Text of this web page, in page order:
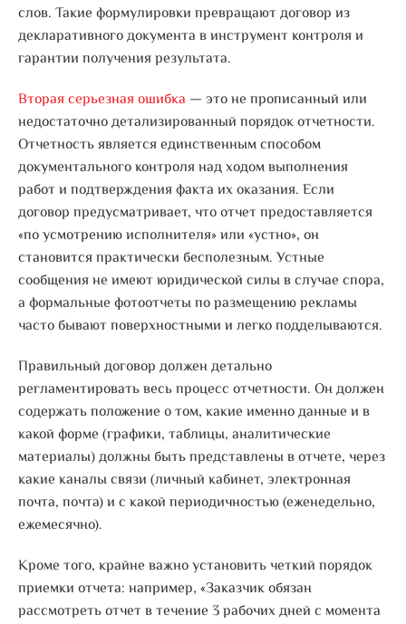
слов. Такие формулировки превращают договор из
декларативного документа в инструмент контроля и
гарантии получения результата.
Вторая серьезная ошибка — это не прописанный или
недостаточно детализированный порядок отчетности.
Отчетность является единственным способом
документального контроля над ходом выполнения
работ и подтверждения факта их оказания. Если
договор предусматривает, что отчет предоставляется
«по усмотрению исполнителя» или «устно», он
становится практически бесполезным. Устные
сообщения не имеют юридической силы в случае спора,
а формальные фотоотчеты по размещению рекламы
часто бывают поверхностными и легко подделываются.
Правильный договор должен детально
регламентировать весь процесс отчетности. Он должен
содержать положение о том, какие именно данные и в
какой форме (графики, таблицы, аналитические
материалы) должны быть представлены в отчете, через
какие каналы связи (личный кабинет, электронная
почта, почта) и с какой периодичностью (еженедельно,
ежемесячно).
Кроме того, крайне важно установить четкий порядок
приемки отчета: например, «Заказчик обязан
рассмотреть отчет в течение 3 рабочих дней с момента